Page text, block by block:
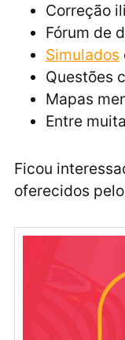
Correção
Fórum de
Simulados
Questões
Mapas
Entre
Ficou
oferecidos